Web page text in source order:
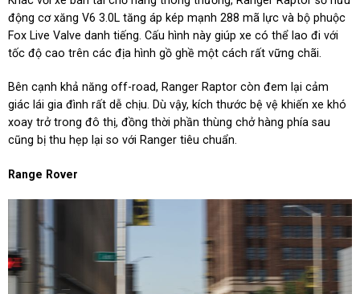
động cơ xăng V6 3.0L tăng áp kép mạnh 288 mã lực và bộ phuộc
Fox Live Valve danh tiếng. Cấu hình này giúp xe có thể lao đi với
tốc độ cao trên các địa hình gồ ghề một cách rất vững chãi.
Bên cạnh khả năng off-road, Ranger Raptor còn đem lại cảm
giác lái gia đình rất dễ chịu. Dù vậy, kích thước bệ vệ khiến xe khó
xoay trở trong đô thị, đồng thời phần thùng chở hàng phía sau
cũng bị thu hẹp lại so với Ranger tiêu chuẩn.
Range Rover